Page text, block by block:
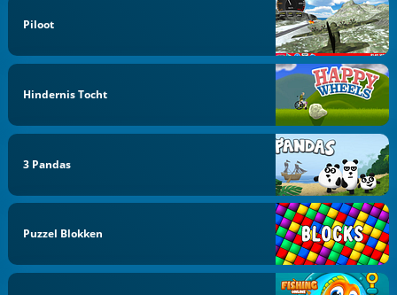
Piloot
Hindernis Tocht
3 Pandas
Puzzel Blokken